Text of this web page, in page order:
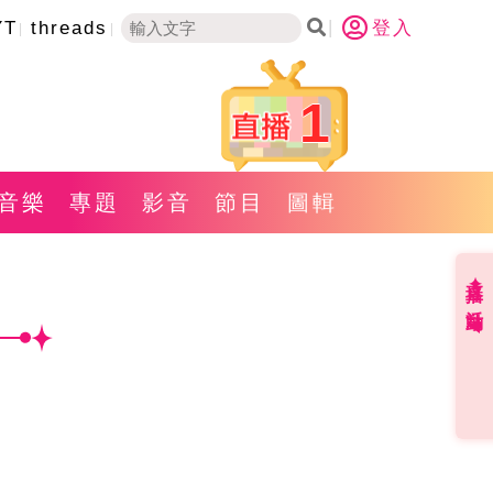
threads 登入
1
樂 專題 影音 節目 圖輯
直播✦活動